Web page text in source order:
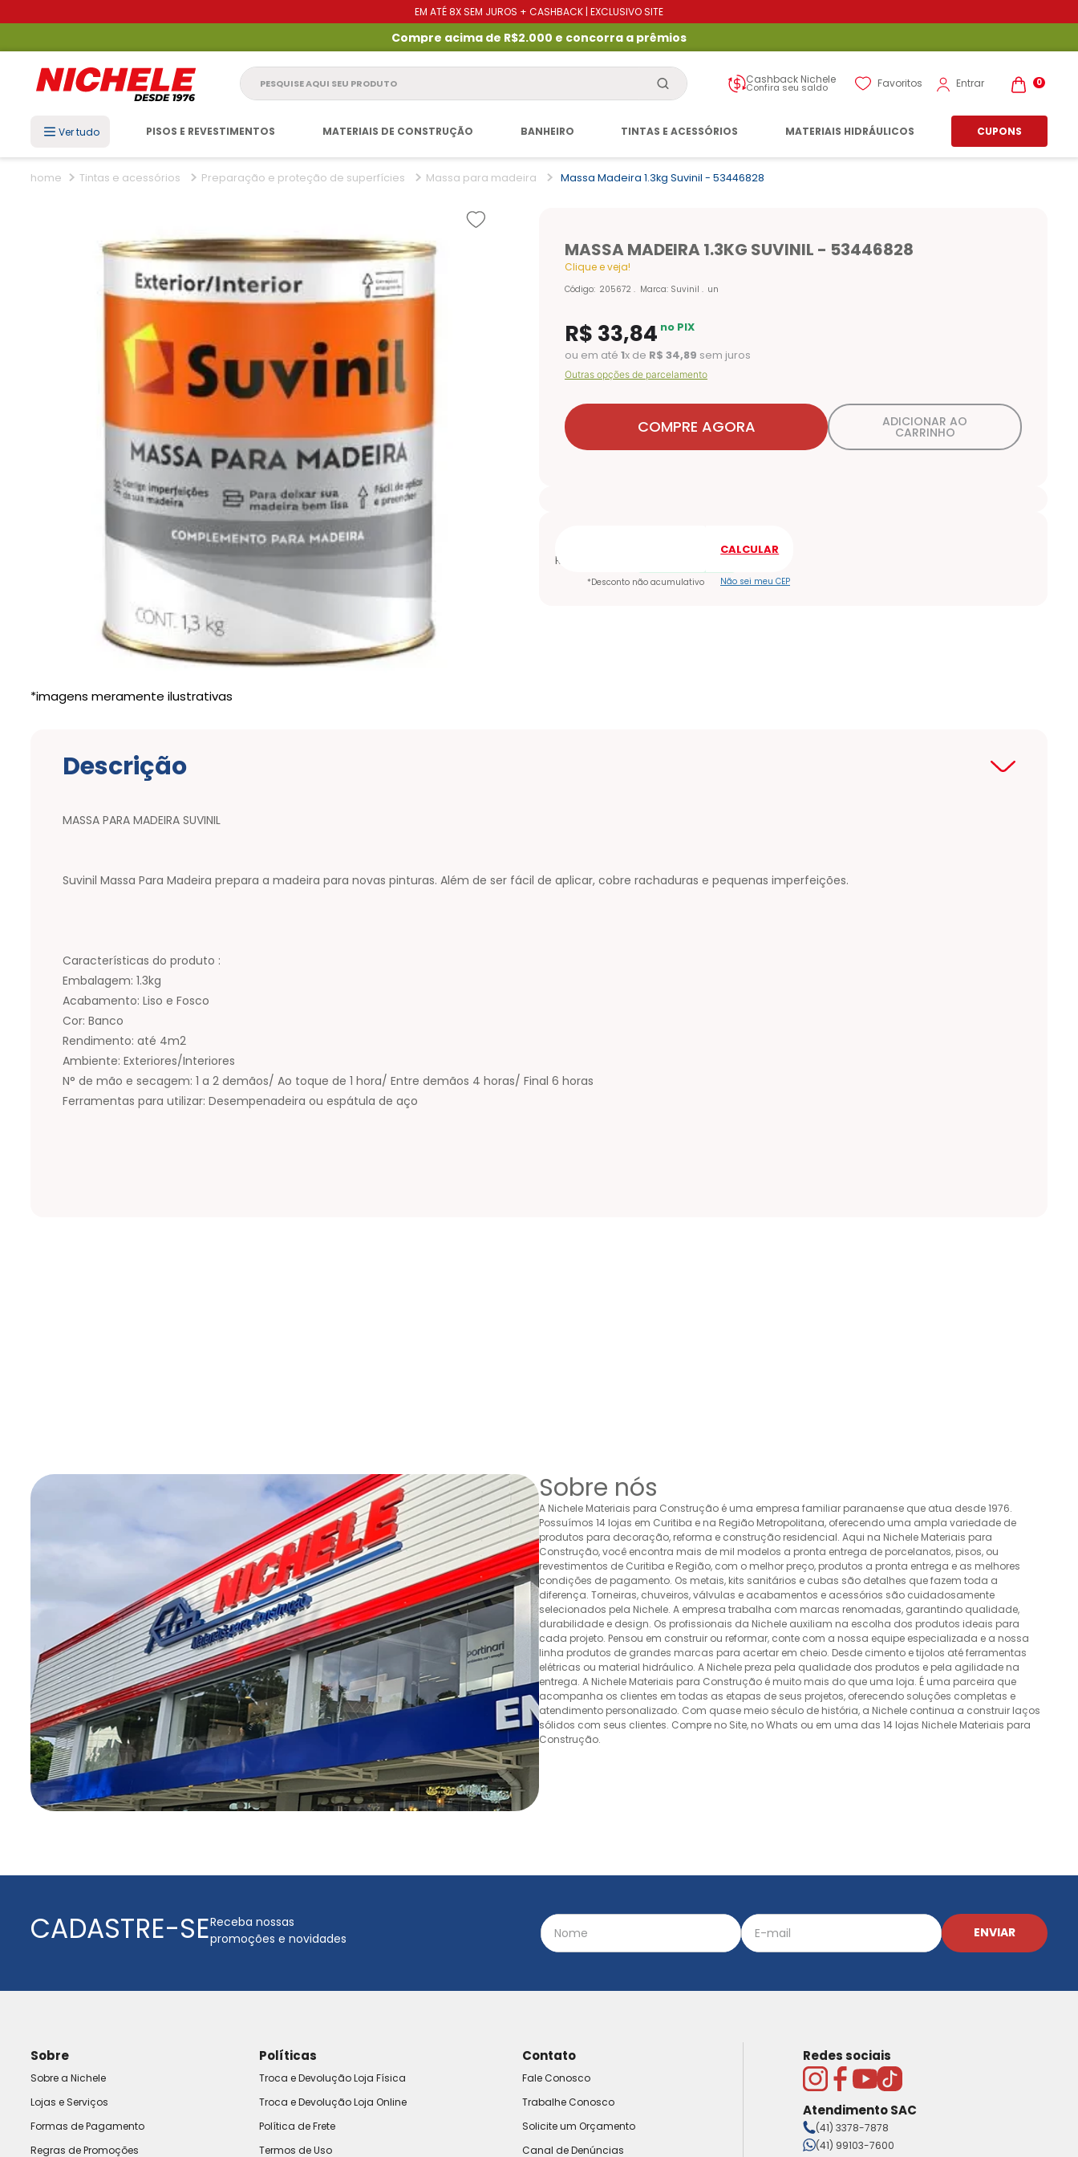
EM ATÉ 8X SEM JUROS + CASHBACK | EXCLUSIVO SITE
Compre acima de R$2.000 e concorra a prêmios
Pesquise aqui seu produto Cashback Nichele
Confira seu saldo Favoritos Entrar 0
Ver tudo PISOS E REVESTIMENTOS MATERIAIS DE CONSTRUÇÃO BANHEIRO TINTAS E ACESSÓRIOS MATERIAIS HIDRÁULICOS CUPONS
Tintas e acessórios Preparação e proteção de superfícies Massa para madeira Massa Madeira 1.3kg Suvinil - 53446828
MASSA MADEIRA 1.3KG SUVINIL - 53446828
Clique e veja!
Código: 205672 Marca: Suvinil un
R$ 33,84 no PIX
ou em até 1x de R$ 34,89 sem juros
Outras opções de parcelamento
COMPRE AGORA ADICIONAR AO
CARRINHO
Não sei meu CEP
Descrição
MASSA PARA MADEIRA SUVINIL
Suvinil Massa Para Madeira prepara a madeira para novas pinturas. Além de ser fácil de aplicar, cobre rachaduras e pequenas imperfeições.
Características do produto :
Embalagem: 1.3kg
Acabamento: Liso e Fosco
Cor: Banco
Rendimento: até 4m2
Ambiente: Exteriores/Interiores
N° de mão e secagem: 1 a 2 demãos/ Ao toque de 1 hora/ Entre demãos 4 horas/ Final 6 horas
Ferramentas para utilizar: Desempenadeira ou espátula de aço
Sobre nós
A Nichele Materiais para Construção é uma empresa familiar paranaense que atua desde 1976.
Possuímos 14 lojas em Curitiba e na Região Metropolitana, oferecendo uma ampla variedade de
produtos para decoração, reforma e construção residencial. Aqui na Nichele Materiais para
Construção, você encontra mais de mil modelos a pronta entrega de porcelanatos, pisos, ou
revestimentos de Curitiba e Região, com o melhor preço, produtos a pronta entrega e as melhores
condições de pagamento. Os metais, kits sanitários e cubas são detalhes que fazem toda a
diferença. Torneiras, chuveiros, válvulas e acabamentos e acessórios são cuidadosamente
selecionados pela Nichele. A empresa trabalha com marcas renomadas, garantindo qualidade,
durabilidade e design. Os profissionais da Nichele auxiliam na escolha dos produtos ideais para
cada projeto. Pensou em construir ou reformar, conte com a nossa equipe especializada e a nossa
linha produtos de grandes marcas para acertar em cheio. Desde cimento e tijolos até ferramentas
elétricas ou material hidráulico. A Nichele preza pela qualidade dos produtos e pela agilidade na
entrega. A Nichele Materiais para Construção é muito mais do que uma loja. É uma parceira que
acompanha os clientes em todas as etapas de seus projetos, oferecendo soluções completas e
atendimento personalizado. Com quase meio século de história, a Nichele continua a construir laços
sólidos com seus clientes. Compre no Site, no Whats ou em uma das 14 lojas Nichele Materiais para
Construção.
CADASTRE-SEReceba nossas
promoções e novidades
ENVIAR
Sobre
Sobre a Nichele
Lojas e Serviços
Formas de Pagamento
Regras de Promoções
Políticas
Troca e Devolução Loja Física
Troca e Devolução Loja Online
Política de Frete
Termos de Uso
Contato
Fale Conosco
Trabalhe Conosco
Solicite um Orçamento
Canal de Denúncias
Redes sociais
Atendimento SAC
(41) 3378-7878
(41) 99103-7600